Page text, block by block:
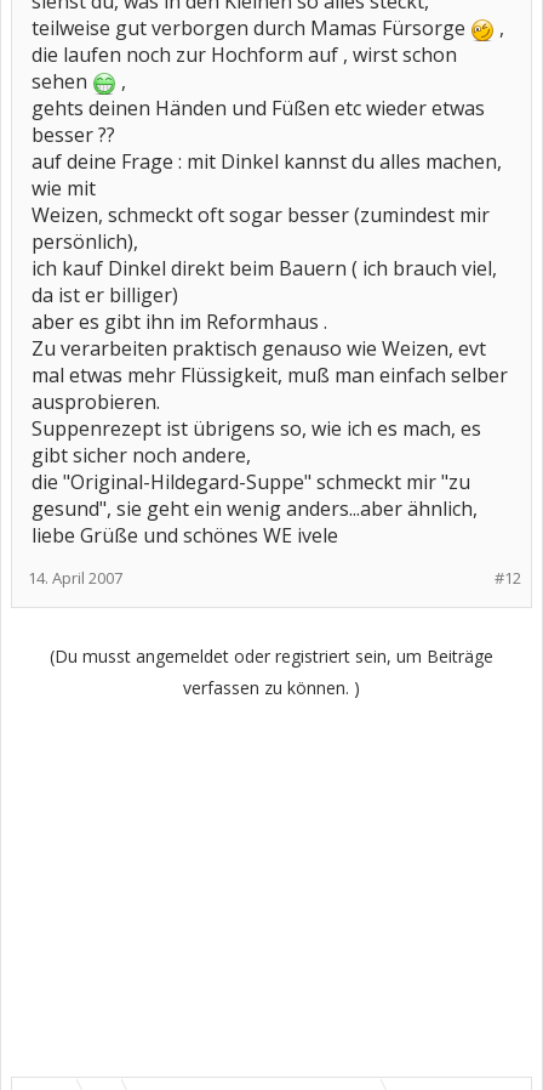
teilweise gut verborgen durch Mamas Fürsorge
,
die laufen noch zur Hochform auf , wirst schon
sehen
,
gehts deinen Händen und Füßen etc wieder etwas
besser ??
auf deine Frage : mit Dinkel kannst du alles machen,
wie mit
Weizen, schmeckt oft sogar besser (zumindest mir
persönlich),
ich kauf Dinkel direkt beim Bauern ( ich brauch viel,
da ist er billiger)
aber es gibt ihn im Reformhaus .
Zu verarbeiten praktisch genauso wie Weizen, evt
mal etwas mehr Flüssigkeit, muß man einfach selber
ausprobieren.
Suppenrezept ist übrigens so, wie ich es mach, es
gibt sicher noch andere,
die "Original-Hildegard-Suppe" schmeckt mir "zu
gesund", sie geht ein wenig anders...aber ähnlich,
liebe Grüße und schönes WE ivele
#12
14. April 2007
(Du musst angemeldet oder registriert sein, um Beiträge
verfassen zu können. )